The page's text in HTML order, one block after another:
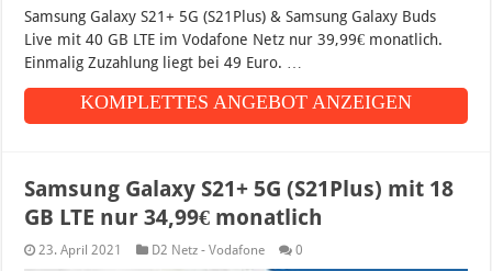
Samsung Galaxy S21+ 5G (S21Plus) & Samsung Galaxy Buds
Live mit 40 GB LTE im Vodafone Netz nur 39,99€ monatlich.
Einmalig Zuzahlung liegt bei 49 Euro. …
KOMPLETTES ANGEBOT ANZEIGEN
Samsung Galaxy S21+ 5G (S21Plus) mit 18
GB LTE nur 34,99€ monatlich
23. April 2021 D2 Netz - Vodafone 0